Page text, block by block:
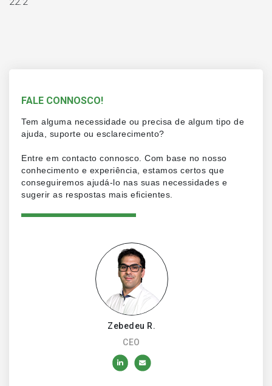
FALE CONNOSCO!
Tem alguma necessidade ou precisa de algum tipo de
ajuda, suporte ou esclarecimento?
Entre em contacto connosco. Com base no nosso
conhecimento e experiência, estamos certos que
conseguiremos ajudá-lo nas suas necessidades e
sugerir as respostas mais eficientes.
Zebedeu R.
CEO